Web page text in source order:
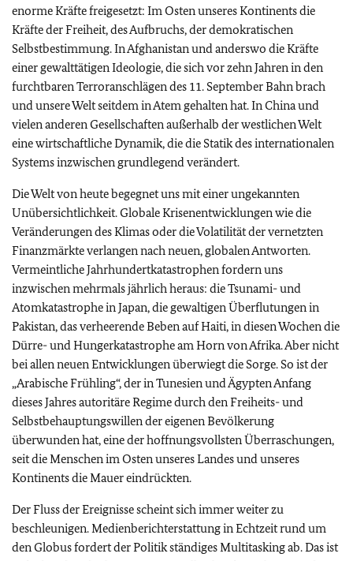
enorme Kräfte freigesetzt: Im Osten unseres Kontinents die
Kräfte der Freiheit, des Aufbruchs, der demokratischen
Selbstbestimmung. In Afghanistan und anderswo die Kräfte
einer gewalttätigen Ideologie, die sich vor zehn Jahren in den
furchtbaren Terroranschlägen des 11. September Bahn brach
und unsere Welt seitdem in Atem gehalten hat. In China und
vielen anderen Gesellschaften außerhalb der westlichen Welt
eine wirtschaftliche Dynamik, die die Statik des internationalen
Systems inzwischen grundlegend verändert.
Die Welt von heute begegnet uns mit einer ungekannten
Unübersichtlichkeit. Globale Krisenentwicklungen wie die
Veränderungen des Klimas oder die Volatilität der vernetzten
Finanzmärkte verlangen nach neuen, globalen Antworten.
Vermeintliche Jahrhundertkatastrophen fordern uns
inzwischen mehrmals jährlich heraus: die Tsunami- und
Atomkatastrophe in Japan, die gewaltigen Überflutungen in
Pakistan, das verheerende Beben auf Haiti, in diesen Wochen die
Dürre- und Hungerkatastrophe am Horn von Afrika. Aber nicht
bei allen neuen Entwicklungen überwiegt die Sorge. So ist der
„Arabische Frühling“, der in Tunesien und Ägypten Anfang
dieses Jahres autoritäre Regime durch den Freiheits- und
Selbstbehauptungswillen der eigenen Bevölkerung
überwunden hat, eine der hoffnungsvollsten Überraschungen,
seit die Menschen im Osten unseres Landes und unseres
Kontinents die Mauer eindrückten.
Der Fluss der Ereignisse scheint sich immer weiter zu
beschleunigen. Medienberichterstattung in Echtzeit rund um
den Globus fordert der Politik ständiges Multitasking ab. Das ist